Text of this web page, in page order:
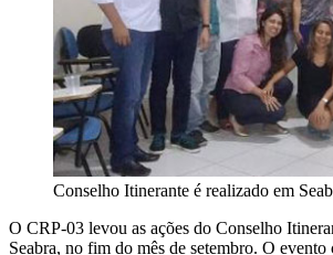
Conselho Itinerante é realizado em
O CRP-03 levou as ações do Conselho
Seabra, no fim do mês de setembro. O evento